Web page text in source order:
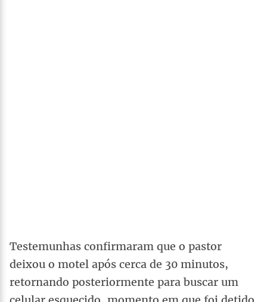
Testemunhas confirmaram que o pastor
deixou o motel após cerca de 30 minutos,
retornando posteriormente para buscar um